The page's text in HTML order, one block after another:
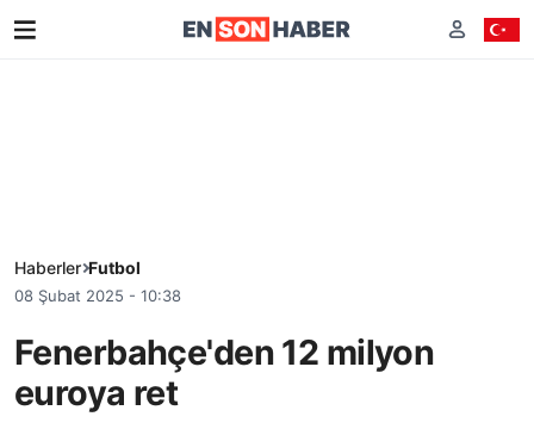
Haberler Futbol
08 Şubat 2025 - 10:38
Fenerbahçe'den 12 milyon
euroya ret